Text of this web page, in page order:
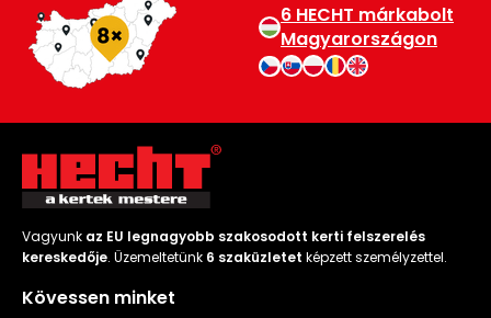
6 HECHT márkabolt
Magyarországon
Vagyunk az EU legnagyobb szakosodott kerti felszerelés
kereskedője. Üzemeltetünk 6 szaküzletet képzett személyzettel.
Kövessen minket